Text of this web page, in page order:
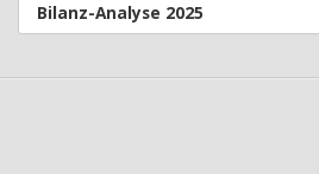
Bilanz-Analyse 2025